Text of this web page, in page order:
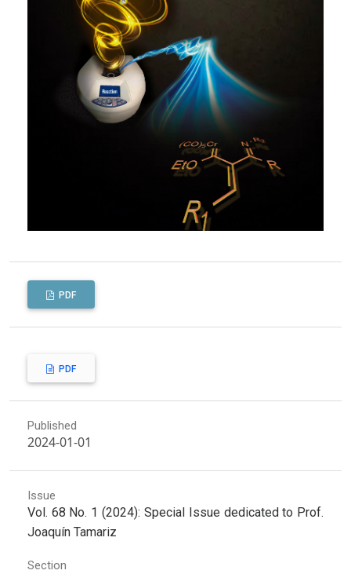
PDF
PDF
Published
2024-01-01
Issue
Vol. 68 No. 1 (2024): Special Issue dedicated to Prof.
Joaquín Tamariz
Section